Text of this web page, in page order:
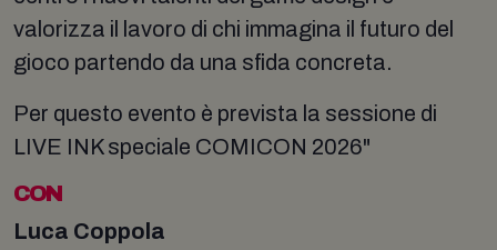
valorizza il lavoro di chi immagina il futuro del
gioco partendo da una sfida concreta.
Per questo evento è prevista la sessione di
LIVE INK speciale COMICON 2026"
CON
Luca Coppola